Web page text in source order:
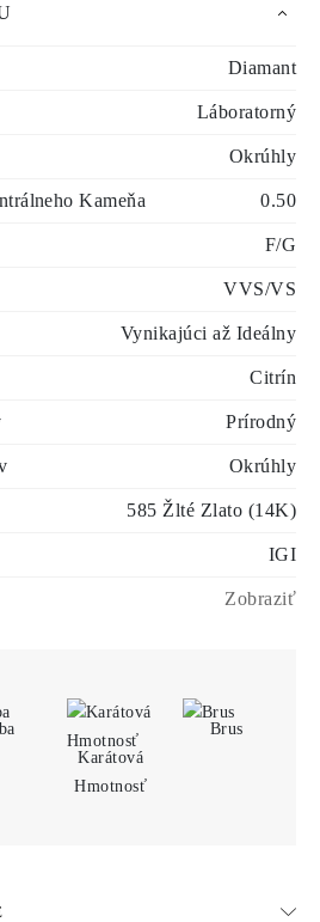
Diamant
Láboratorný
Okrúhly
Kameňa 0.50
F/G
VVS/VS
Vynikajúci až Ideálny
Citrín
Prírodný
Okrúhly
585 Žlté Zlato (14K)
IGI
Zobraziť
Karátová
Hmotnosť
Brus